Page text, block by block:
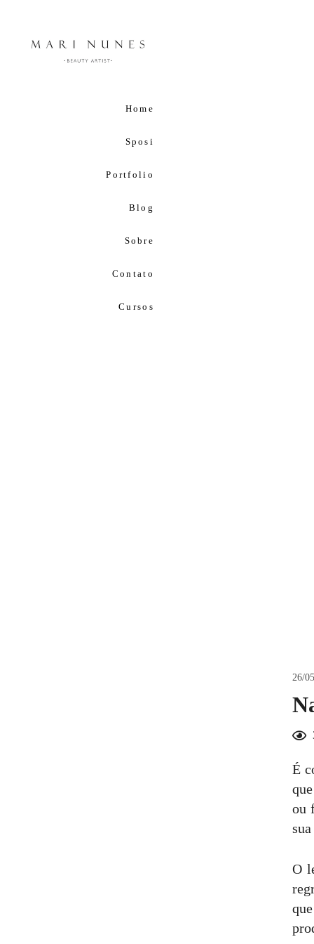
Home
Sposi
Portfolio
Blog
Sobre
Contato
Cursos
26/
É
ou
O